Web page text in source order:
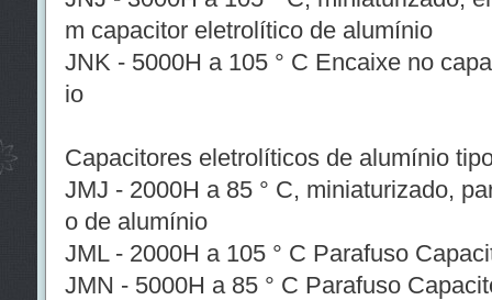
m capacitor eletrolítico de alumínio
JNK - 5000H a 105 ° C Encaixe no
io
Capacitores eletrolíticos de alumínio
JMJ - 2000H a 85 ° C, miniaturizado,
o de alumínio
JML - 2000H a 105 ° C Parafuso
JMN - 5000H a 85 ° C Parafuso